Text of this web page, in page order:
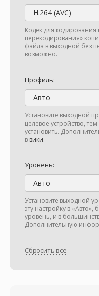
H.264 (AVC)
Кодек для
перекодирования»
файла в выходной без
возможно.
Профиль:
Авто
Установите выходной
целевое устройство,
установить.
в вики.
Уровень:
Авто
Установите выходной
эту настройку в
уровень, и в
Дополнительную
Сбросить все